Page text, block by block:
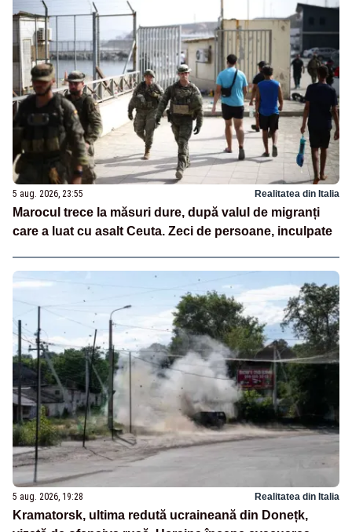
5 aug. 2026, 23:55 Realitatea din Italia
Marocul trece la măsuri dure, după valul de migranți
care a luat cu asalt Ceuta. Zeci de persoane, inculpate
5 aug. 2026, 19:28 Realitatea din Italia
Kramatorsk, ultima redută ucraineană din Donețk,